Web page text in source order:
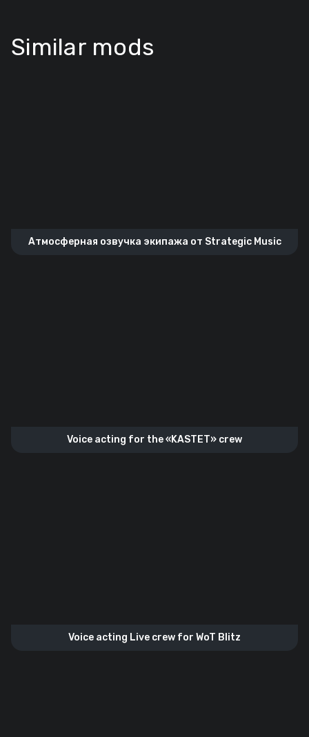
Similar mods
Атмосферная озвучка экипажа от Strategic Music
Voice acting for the «KASTET» crew
Voice acting Live crew for WoT Blitz